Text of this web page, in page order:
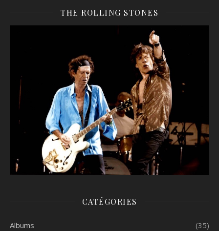
THE ROLLING STONES
CATÉGORIES
Albums (35)